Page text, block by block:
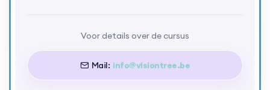
Voor details over de cursus
Mail: info@visiontree.be